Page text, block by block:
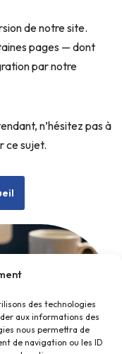
des technologies
aux informations des
nous permettra de
de navigation ou les ID
de notre site.
pages — dont
par notre
n’hésitez pas à
ce sujet.